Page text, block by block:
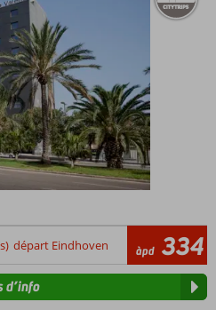
départ Eindhoven àpd 334
d’info